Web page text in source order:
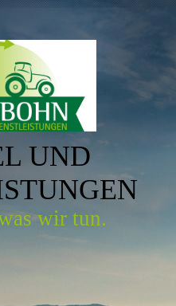
UND
wir tun.